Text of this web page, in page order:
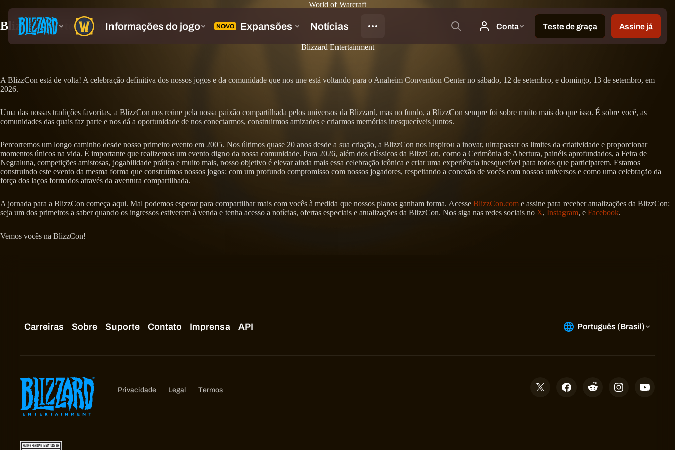
World of Warcraft
BlizzCon Retorna em 2026
Blizzard Entertainment
A BlizzCon está de volta! A celebração definitiva dos nossos jogos e da comunidade que nos une está voltando para o Anaheim Convention Center no sábado, 12 de setembro, e domingo, 13 de setembro, em
2026.
Uma das nossas tradições favoritas, a BlizzCon nos reúne pela nossa paixão compartilhada pelos universos da Blizzard, mas no fundo, a BlizzCon sempre foi sobre muito mais do que isso. É sobre você, as
comunidades das quais faz parte e nos dá a oportunidade de nos conectarmos, construirmos amizades e criarmos memórias inesquecíveis juntos.
Percorremos um longo caminho desde nosso primeiro evento em 2005. Nos últimos quase 20 anos desde a sua criação, a BlizzCon nos inspirou a inovar, ultrapassar os limites da criatividade e proporcionar
momentos únicos na vida. É importante que realizemos um evento digno da nossa comunidade. Para 2026, além dos clássicos da BlizzCon, como a Cerimônia de Abertura, painéis aprofundados, a Feira de
Negraluna, competições amistosas, jogabilidade prática e muito mais, nosso objetivo é elevar ainda mais essa celebração icônica e criar uma experiência inesquecível para todos que participarem. Estamos
construindo este evento da mesma forma que construímos nossos jogos: com um profundo compromisso com nossos jogadores, respeitando a conexão de vocês com nossos universos e como uma celebração da
força dos laços formados através da aventura compartilhada.
A jornada para a BlizzCon começa aqui. Mal podemos esperar para compartilhar mais com vocês à medida que nossos planos ganham forma. Acesse BlizzCon.com e assine para receber atualizações da BlizzCon:
seja um dos primeiros a saber quando os ingressos estiverem à venda e tenha acesso a notícias, ofertas especiais e atualizações da BlizzCon. Nos siga nas redes sociais no X, Instagram, e Facebook.
Vemos vocês na BlizzCon!